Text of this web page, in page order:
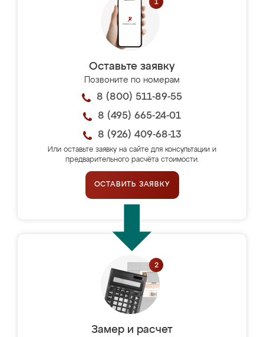
Оставьте заявку
Позвоните по номерам
8 (800) 511-89-55
8 (495) 665-24-01
8 (926) 409-68-13
Или оставьте заявку на сайте для консультации и
предварительного расчёта стоимости.
ОСТАВИТЬ ЗАЯВКУ
Замер и расчет